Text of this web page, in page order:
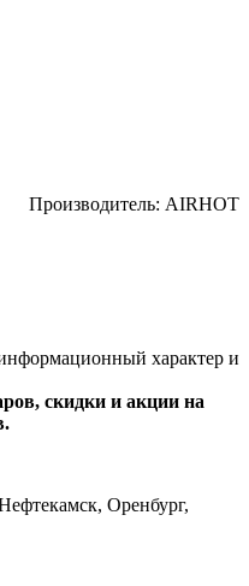
Производитель: AIRHOT
характер и
скидки и акции на
Оренбург,